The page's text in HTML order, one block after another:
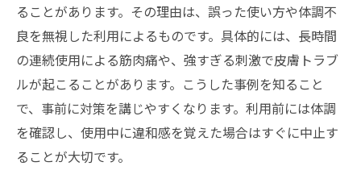
ることがあります。その理由は、誤った使い方や体調不
良を無視した利用によるものです。具体的には、長時間
の連続使用による筋肉痛や、強すぎる刺激で皮膚トラブ
ルが起こることがあります。こうした事例を知ること
で、事前に対策を講じやすくなります。利用前には体調
を確認し、使用中に違和感を覚えた場合はすぐに中止す
ることが大切です。